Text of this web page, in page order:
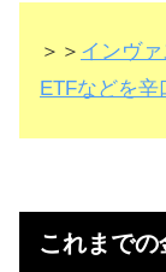
＞＞ インヴ
ETFなどを
これまで